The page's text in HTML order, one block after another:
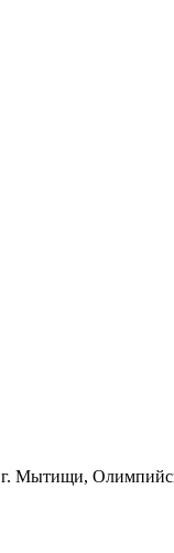
г. Мытищи,